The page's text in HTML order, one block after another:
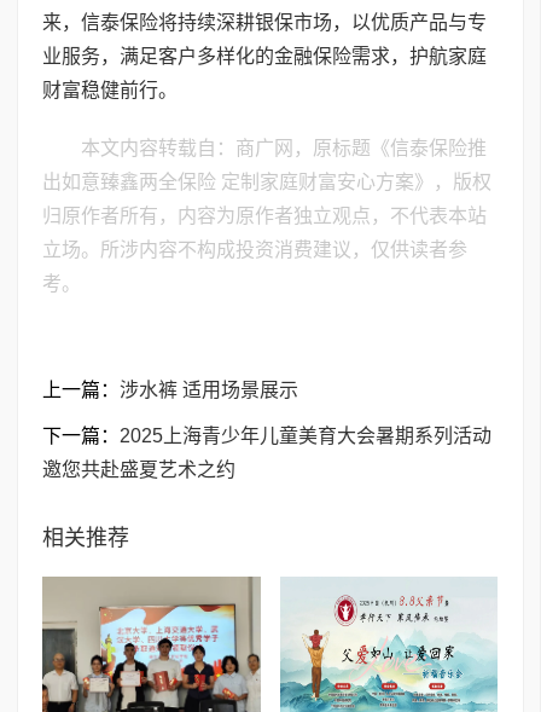
来，信泰保险将持续深耕银保市场，以优质产品与专
业服务，满足客户多样化的金融保险需求，护航家庭
财富稳健前行。
本文内容转载自：商广网，原标题《信泰保险推
出如意臻鑫两全保险 定制家庭财富安心方案》，版权
归原作者所有，内容为原作者独立观点，不代表本站
立场。所涉内容不构成投资消费建议，仅供读者参
考。
上一篇： 涉水裤 适用场景展示
下一篇： 2025上海青少年儿童美育大会暑期系列活动
邀您共赴盛夏艺术之约
相关推荐